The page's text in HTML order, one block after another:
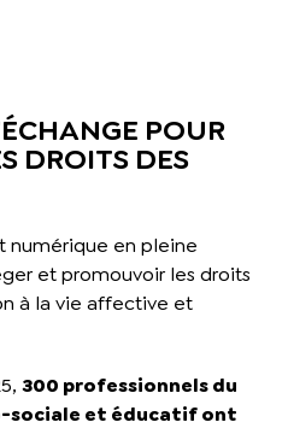
POUR
DROITS DES
numérique en pleine
et promouvoir les droits
à la vie affective et
300 professionnels du
sociale et éducatif ont